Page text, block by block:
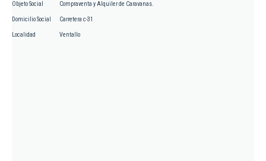
Objeto Social Compraventa y Alquiler de Caravanas.
Domicilio Social Carretera c-31
Localidad Ventallo